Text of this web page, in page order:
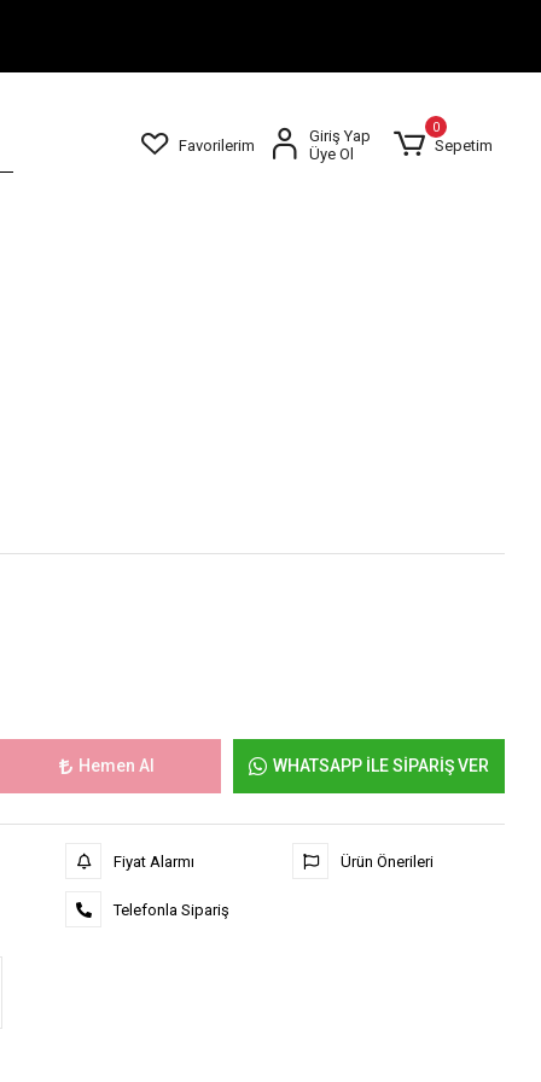
Favorilerim
Giriş Yap
Üye Ol
0
Sepetim
Hemen Al WHATSAPP İLE SİPARİŞ VER
Fiyat Alarmı
Telefonla Sipariş
Ürün Önerileri